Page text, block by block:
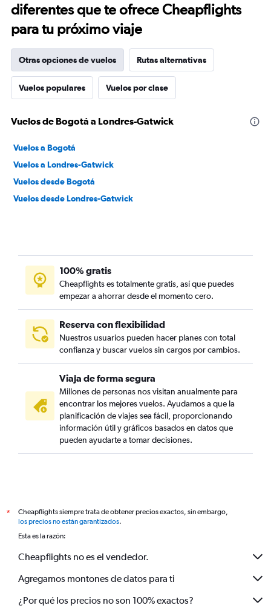
diferentes que te ofrece Cheapflights
para tu próximo viaje
Otras opciones de vuelos Rutas alternativas
Vuelos populares Vuelos por clase
Vuelos de Bogotá a Londres-Gatwick
Vuelos a Bogotá
Vuelos a Londres-Gatwick
Vuelos desde Bogotá
Vuelos desde Londres-Gatwick
100% gratis
Cheapflights es totalmente gratis, así que puedes
empezar a ahorrar desde el momento cero.
Reserva con flexibilidad
Nuestros usuarios pueden hacer planes con total
confianza y buscar vuelos sin cargos por cambios.
Viaja de forma segura
Millones de personas nos visitan anualmente para
encontrar los mejores vuelos. Ayudamos a que la
planificación de viajes sea fácil, proporcionando
información útil y gráficos basados en datos que
pueden ayudarte a tomar decisiones.
*
Cheapflights siempre trata de obtener precios exactos, sin embargo,
los precios no están garantizados.
Esta es la razón:
Cheapflights no es el vendedor.
Agregamos montones de datos para ti
¿Por qué los precios no son 100% exactos?